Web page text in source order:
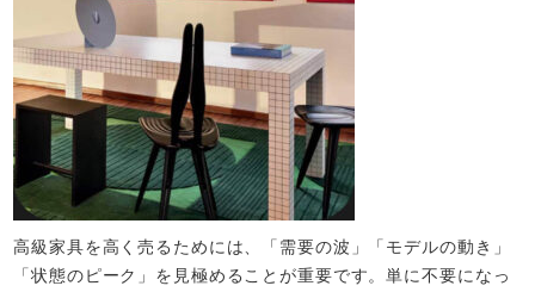
高級家具を高く売るためには、「需要の波」「モデルの動き」
「状態のピーク」を見極めることが重要です。単に不要になっ